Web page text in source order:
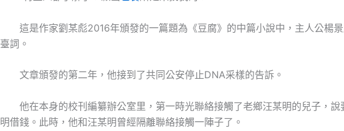
這是作家劉某彪2016年頒發的一篇題為《豆腐》的中篇小說中，主人公楊
臺詞。
文章頒發的第二年，他接到了共同公安停止DNA采樣的告訴。
他在本身的校刊編纂辦公室里，第一時光聯絡接觸了老鄉汪某明的兒子，說
明借錢。此時，他和汪某明曾經隔離聯絡接觸一陣子了。